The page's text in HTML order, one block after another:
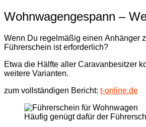
Wohnwagengespann –
Wenn Du regelmäßig einen Anhänger
Führerschein ist erforderlich?
Etwa die Hälfte aller Caravanbesitzer
weitere Varianten.
zum vollständigen Bericht: t-online.de
Häufig genügt dafür der